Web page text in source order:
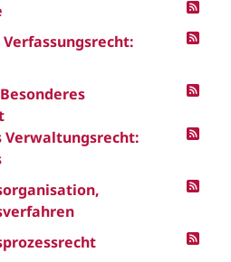
Verwaltungsrecht: